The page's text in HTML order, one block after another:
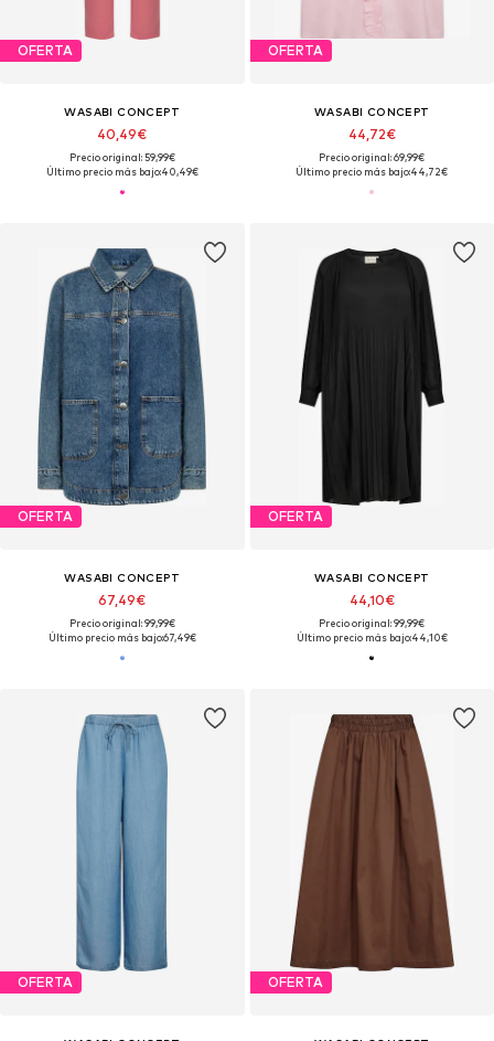
OFERTA
WASABI CONCEPT
40,49€
Precio original: 59,99€
Último precio más bajo:40,49€
OFERTA
WASABI CONCEPT
44,72€
Precio original: 69,99€
Último precio más bajo:44,72€
OFERTA
WASABI CONCEPT
67,49€
Precio original: 99,99€
Último precio más bajo:67,49€
OFERTA
WASABI CONCEPT
44,10€
Precio original: 99,99€
Último precio más bajo:44,10€
OFERTA OFERTA